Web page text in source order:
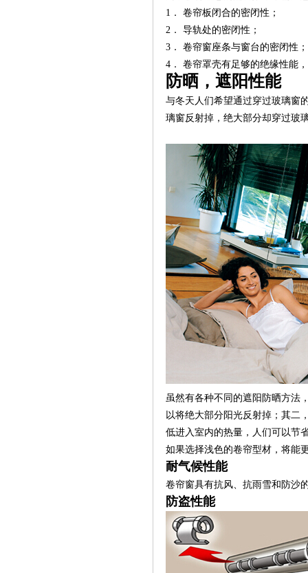
1． 卷帘板闭合的密闭性；
2． 导轨处的密闭性；
3． 卷帘窗座条与窗台的密闭性；
4． 卷帘罩壳有足够的绝缘性能
防晒，遮阳性能
与冬天人们希望通过穿过玻璃窗
璃窗反射掉，绝大部分却穿过玻
虽然有各种不同的遮阳防晒方法
以将绝大部分阳光反射掉；其二
低进入室内的热量，人们可以节
如果选择浅色的卷帘型材，将能
耐气候性能
卷帘窗具有抗风、抗雨雪和防沙
防盗性能